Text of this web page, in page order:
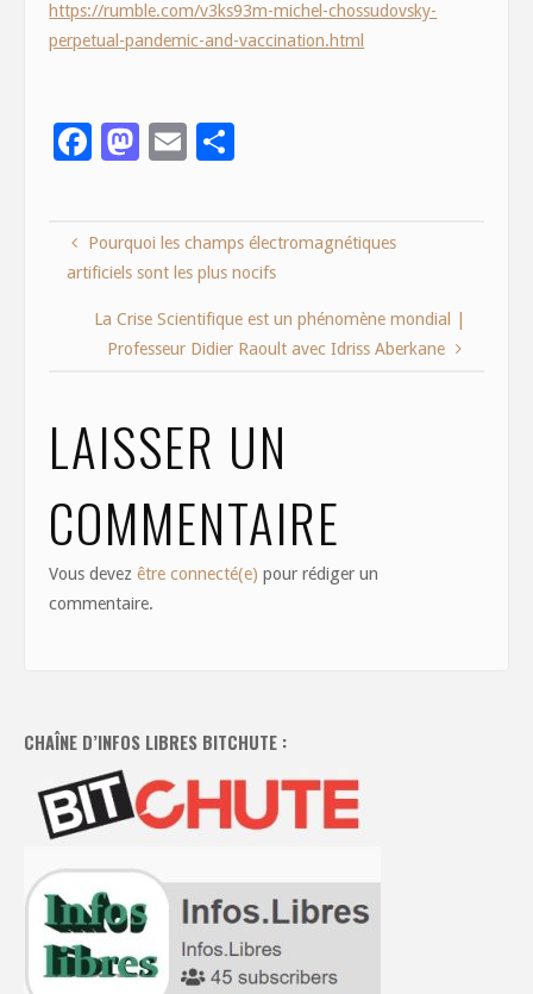
https://rumble.com/v3ks93m-michel-chossudovsky-
perpetual-pandemic-and-vaccination.html
F
b
o
o
k
M
d
o
n
E
l
e
Pourquoi les champs électromagnétiques
artificiels sont les plus nocifs
La Crise Scientifique est un phénomène mondial |
Professeur Didier Raoult avec Idriss Aberkane
LAISSER UN
COMMENTAIRE
Vous devezêtre connecté(e) pour rédiger un
commentaire.
CHAÎNE D’INFOS LIBRES BITCHUTE :